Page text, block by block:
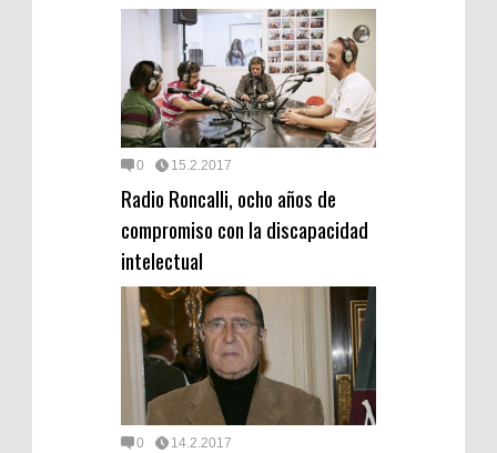
0 15.2.2017
Radio Roncalli, ocho años de
compromiso con la discapacidad
intelectual
0 14.2.2017